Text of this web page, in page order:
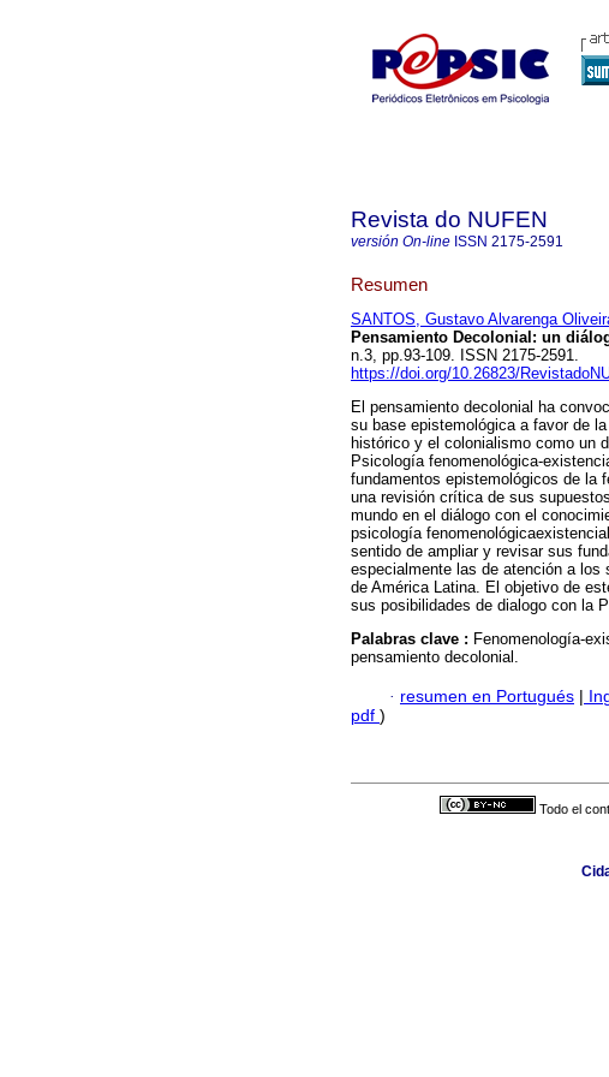
Revista do NUFEN
versión On-line ISSN 2175-2591
Resumen
SANTOS, Gustavo Alvarenga
Pensamiento Decolonial : un
n.3, pp.93-109. ISSN 2175-2591.
https://doi.org/10.26823/
El pensamiento decolonial ha
su base epistemológica a favor de
histórico y el colonialismo como un
Psicología fenomenológica-
fundamentos epistemológicos de la
una revisión crítica de sus
mundo en el diálogo con el
psicología
sentido de ampliar y revisar sus
especialmente las de atención a los
de América Latina. El objetivo de
sus posibilidades de dialogo con la
Palabras clave : Fenomenología-
pensamiento decolonial.
· resumen en Portugués |
pdf )
Todo el